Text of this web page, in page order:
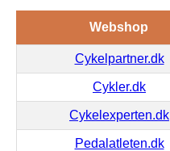
Webshop
Cykelpartner.dk
Cykler.dk
Cykelexperten.dk
Pedalatleten.dk